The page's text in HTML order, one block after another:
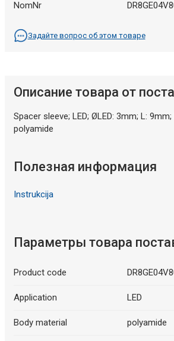
NomNr
Задайте вопрос об этом товаре
Описание товара от
Spacer sleeve; LED; ØLED: 3mm; L:
polyamide
Полезная информация
Instrukcija
Параметры товара
Product code
Application LED
Body material polyamide